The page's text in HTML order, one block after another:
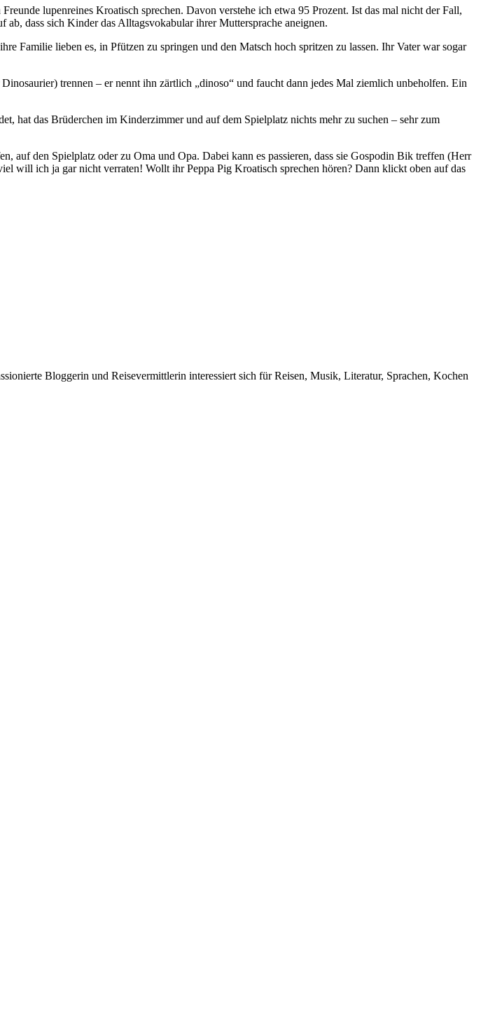
lupenreines Kroatisch sprechen. Davon verstehe ich etwa 95 Prozent. Ist das mal nicht der Fall,
dass sich Kinder das Alltagsvokabular ihrer Muttersprache aneignen.
Familie lieben es, in Pfützen zu springen und den Matsch hoch spritzen zu lassen. Ihr Vater war sogar
trennen – er nennt ihn zärtlich „dinoso“ und faucht dann jedes Mal ziemlich unbeholfen. Ein
hat das Brüderchen im Kinderzimmer und auf dem Spielplatz nichts mehr zu suchen – sehr zum
den Spielplatz oder zu Oma und Opa. Dabei kann es passieren, dass sie Gospodin Bik treffen (Herr
will ich ja gar nicht verraten! Wollt ihr Peppa Pig Kroatisch sprechen hören? Dann klickt oben auf das
Bloggerin und Reisevermittlerin interessiert sich für Reisen, Musik, Literatur, Sprachen, Kochen